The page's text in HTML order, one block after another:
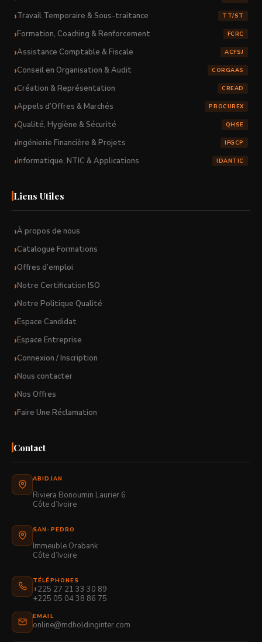
Travail Temporaire & Sous-traitance TT/ST
Formation, Coaching & Renforcement FCRC
Assistance Comptable & Fiscale ACFSJ
Conseil en Organisation & Audit CORGAAS
Création & Représentation CREAD
Appels d’Offres & Marchés PROCUREX
Qualité, Hygiène & Sécurité QHSE
Ingénierie Financière & Projets IFGCP
Informatique, NTIC & Applications IDANTIC
Liens Utiles
À propos de nous
Catalogue Formations
Offres d’emploi
Notre Certification ISO
Notre Politique Qualité
Espace Candidat
Espace Entreprise
Connexion / Inscription
Nous contacter
Nos Offres
Faire Une Réclamation
Contact
ABIDJAN
Riviera Bonoumin Laurier 6
Côte d’Ivoire
SAN-PEDRO
Immeuble Orabank
Côte d’Ivoire
TÉLÉPHONES
+225 27 21 33 30 89
+225 05 04 38 86 75
EMAIL
online@mdholdinginter.com